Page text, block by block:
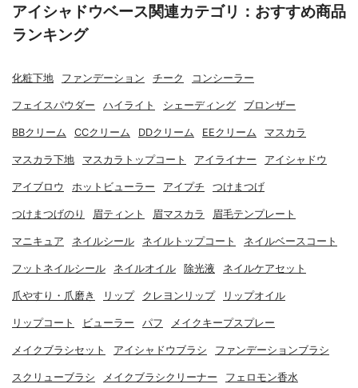
アイシャドウベース関連カテゴリ：おすすめ商品
ランキング
化粧下地 ファンデーション チーク コンシーラー
フェイスパウダー ハイライト シェーディング ブロンザー
BBクリーム CCクリーム DDクリーム EEクリーム マスカラ
マスカラ下地 マスカラトップコート アイライナー アイシャドウ
アイブロウ ホットビューラー アイプチ つけまつげ
つけまつげのり 眉ティント 眉マスカラ 眉毛テンプレート
マニキュア ネイルシール ネイルトップコート ネイルベースコート
フットネイルシール ネイルオイル 除光液 ネイルケアセット
爪やすり・爪磨き リップ クレヨンリップ リップオイル
リップコート ビューラー パフ メイクキープスプレー
メイクブラシセット アイシャドウブラシ ファンデーションブラシ
スクリューブラシ メイクブラシクリーナー フェロモン香水